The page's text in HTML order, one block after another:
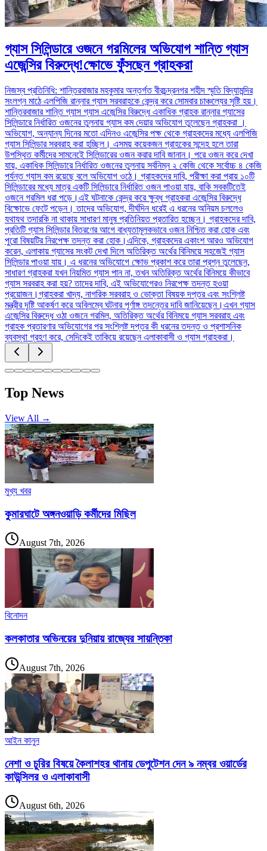
গ্যাস সিলিন্ডারে ওজনে গরমিলের অভিযোগ শান্তি গ্যাস
এজেন্সির বিরুদ্ধে!ক্ষোভে ফুঁসছেন গ্রাহকরা
নিজস্ব প্রতিনিধি: শান্তিরবাজার মহকুমার অন্তর্গত বীরচন্দ্রনগর শহীদ স্মৃতি বিদ্যামন্দির
সংলগ্ন মাঠে এলপিজি রান্নার গ্যাস সরবরাহকে কেন্দ্র করে সোমবার চাঞ্চল্যের সৃষ্টি হয়।
শান্তিরবাজার শান্তি গ্যাস গ্যাস এজেন্সির বিরুদ্ধে একাধিক গ্রাহক রান্নার গ্যাসের
সিলিন্ডারে নির্ধারিত ওজনের তুলনায় গ্যাস কম দেয়ার অভিযোগ তুলেছেন গ্রাহকরা ।
অভিযোগ, অন্যান্য দিনের মতো এদিনও এজেন্সির পক্ষ থেকে গ্রাহকদের মধ্যে এলপিজি
গ্যাস সিলিন্ডার সরবরাহ করা হচ্ছিল। এসময় কয়েকজন গ্রাহকের সন্দেহ হলে তারা
উপস্থিত কর্মীদের সামনেইে সিলিন্ডারের ওজন করার দাবি জানান। পরে ওজন করে দেখা
যায়, একাধিক সিলিন্ডারে নির্ধারিত ওজনের তুলনায় সর্বনিম্ন ২ কেজি থেকে সর্বোচ্চ ৪ কেজি
পর্যন্ত গ্যাস কম রয়েছে বলে অভিযোগ ওঠে। গ্রাহকদের দাবি, পরীক্ষা করা প্রায় ১০টি
সিলিন্ডারের মধ্যে মাত্র একটি সিলিন্ডারে নির্ধারিত ওজন পাওয়া যায়, বাকি সবকটিতেই
ওজনে গরমিল ধরা পড়ে।এই ঘটনাকে কেন্দ্র করে ক্ষুব্ধ গ্রাহকরা এজেন্সির বিরুদ্ধে
বিক্ষোভে ফেটে পড়েন। তাদের অভিযোগ, দীর্ঘদিন ধরেই এ ধরনের অনিয়ম চললেও
যথাযথ তদারকি না থাকায় সাধারণ মানুষ প্রতিনিয়ত প্রতারিত হচ্ছেন। গ্রাহকদের দাবি,
প্রতিটি গ্যাস সিলিন্ডার বিতরণের আগে বাধ্যতামূলকভাবে ওজন নিশ্চিত করা হোক এবং
পুরো বিষয়টির নিরপেক্ষ তদন্ত করা হোক।এদিকে, গ্রাহকদের একাংশ আরও অভিযোগ
করেন, এলাকায় গ্যাসের সংকট দেখা দিলে অতিরিক্ত অর্থের বিনিময়ে সহজেই গ্যাস
সিলিন্ডার পাওয়া যায়। এ ধরনের অভিযোগে ক্ষোভ প্রকাশ করে তারা প্রশ্ন তুলেছেন,
সাধারণ গ্রাহকরা যখন নিয়মিত গ্যাস পান না, তখন অতিরিক্ত অর্থের বিনিময়ে কীভাবে
গ্যাস সরবরাহ করা হয়? তাদের দাবি, এই অভিযোগেরও নিরপেক্ষ তদন্ত হওয়া
প্রয়োজন।গ্রাহকরা খাদ্য, নাগরিক সরবরাহ ও ভোক্তা বিষয়ক দপ্তর এবং সংশ্লিষ্ট
মন্ত্রীর দৃষ্টি আকর্ষণ করে অবিলম্বে ঘটনার পূর্ণাঙ্গ তদন্তের দাবি জানিয়েছেন।এখন গ্যাস
এজেন্সির বিরুদ্ধে ওঠা ওজনে গরমিল, অতিরিক্ত অর্থের বিনিময়ে গ্যাস সরবরাহ এবং
গ্রাহক প্রতারণার অভিযোগের পর সংশ্লিষ্ট দপ্তর কী ধরনের তদন্ত ও প্রশাসনিক
ব্যবস্থা গ্রহণ করে, সেদিকেই তাকিয়ে রয়েছেন এলাকাবাসী ও গ্যাস গ্রাহকরা।
Top News
View All →
মুখ্য খবর
কুমারঘাটে অঙ্গনওয়াড়ি কর্মীদের মিছিল
August 7th, 2026
বিনোদন
কলকাতার অভিনয়ের দুনিয়ায় রাজ্যের সায়ন্তিকা
August 7th, 2026
আইন কানুন
নেশা ও চুরির বিষয়ে কৈলাশহর থানায় ডেপুটেশন দেন ৯ নম্বর ওয়ার্ডের
কাউন্সিলর ও এলাকাবাসী
August 6th, 2026